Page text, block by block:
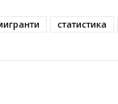
статистика